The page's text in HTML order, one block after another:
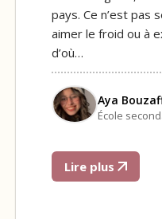
pays. Ce n’est pas
aimer le froid ou à
d’où…
Aya
École
Lire plus